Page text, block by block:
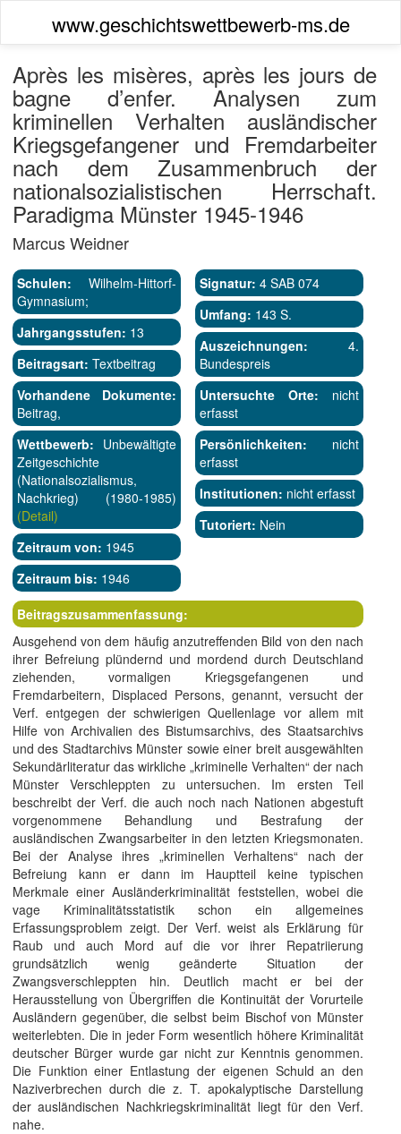
www.geschichtswettbewerb-ms.de
Après les misères, après les jours de
bagne d’enfer. Analysen zum
kriminellen Verhalten ausländischer
Kriegsgefangener und Fremdarbeiter
nach dem Zusammenbruch der
nationalsozialistischen Herrschaft.
Paradigma Münster 1945-1946
Marcus Weidner
Schulen: Wilhelm-Hittorf-
Gymnasium;
Jahrgangsstufen: 13
Beitragsart: Textbeitrag
Vorhandene Dokumente:
Beitrag,
Wettbewerb: Unbewältigte
Zeitgeschichte
(Nationalsozialismus,
Nachkrieg) (1980-1985)
(Detail)
Zeitraum von: 1945
Zeitraum bis: 1946
Signatur: 4 SAB 074
Umfang: 143 S.
Auszeichnungen: 4.
Bundespreis
Untersuchte Orte: nicht
erfasst
Persönlichkeiten: nicht
erfasst
Institutionen: nicht erfasst
Tutoriert: Nein
Beitragszusammenfassung:
Ausgehend von dem häufig anzutreffenden Bild von den nach
ihrer Befreiung plündernd und mordend durch Deutschland
ziehenden, vormaligen Kriegsgefangenen und
Fremdarbeitern, Displaced Persons, genannt, versucht der
Verf. entgegen der schwierigen Quellenlage vor allem mit
Hilfe von Archivalien des Bistumsarchivs, des Staatsarchivs
und des Stadtarchivs Münster sowie einer breit ausgewählten
Sekundärliteratur das wirkliche „kriminelle Verhalten“ der nach
Münster Verschleppten zu untersuchen. Im ersten Teil
beschreibt der Verf. die auch noch nach Nationen abgestuft
vorgenommene Behandlung und Bestrafung der
ausländischen Zwangsarbeiter in den letzten Kriegsmonaten.
Bei der Analyse ihres „kriminellen Verhaltens“ nach der
Befreiung kann er dann im Hauptteil keine typischen
Merkmale einer Ausländerkriminalität feststellen, wobei die
vage Kriminalitätsstatistik schon ein allgemeines
Erfassungsproblem zeigt. Der Verf. weist als Erklärung für
Raub und auch Mord auf die vor ihrer Repatriierung
grundsätzlich wenig geänderte Situation der
Zwangsverschleppten hin. Deutlich macht er bei der
Herausstellung von Übergriffen die Kontinuität der Vorurteile
Ausländern gegenüber, die selbst beim Bischof von Münster
weiterlebten. Die in jeder Form wesentlich höhere Kriminalität
deutscher Bürger wurde gar nicht zur Kenntnis genommen.
Die Funktion einer Entlastung der eigenen Schuld an den
Naziverbrechen durch die z. T. apokalyptische Darstellung
der ausländischen Nachkriegskriminalität liegt für den Verf.
nahe.